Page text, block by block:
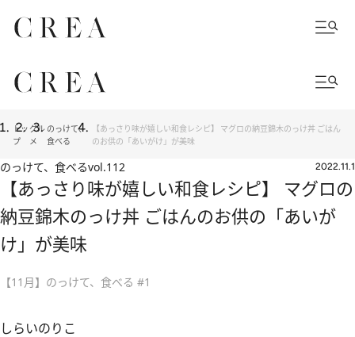
トッ
プ
グル
メ
のっけて、
食べる
【あっさり味が嬉しい和食レシピ】 マグロの納豆錦木のっけ丼 ごはん
のお供の「あいがけ」が美味
のっけて、食べるvol.112 2022.11.1
【あっさり味が嬉しい和食レシピ】 マグロの
納豆錦木のっけ丼 ごはんのお供の「あいが
け」が美味
【11月】のっけて、食べる #1
しらいのりこ